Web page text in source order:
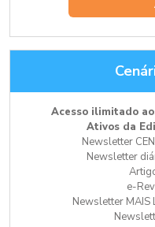
Acesso ilimitado
Ativos da
Newsletter
Newsletter
e-
Newsletter MAIS